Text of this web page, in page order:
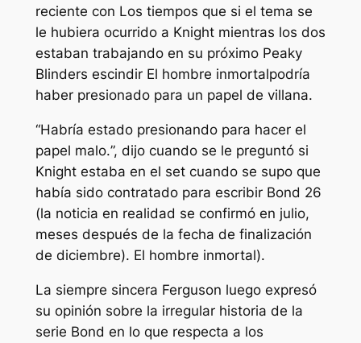
reciente con Los tiempos que si el tema se
le hubiera ocurrido a Knight mientras los dos
estaban trabajando en su próximo Peaky
Blinders escindir El hombre inmortalpodría
haber presionado para un papel de villana.
“Habría estado presionando para hacer el
papel malo.”, dijo cuando se le preguntó si
Knight estaba en el set cuando se supo que
había sido contratado para escribir Bond 26
(la noticia en realidad se confirmó en julio,
meses después de la fecha de finalización
de diciembre). El hombre inmortal).
La siempre sincera Ferguson luego expresó
su opinión sobre la irregular historia de la
serie Bond en lo que respecta a los